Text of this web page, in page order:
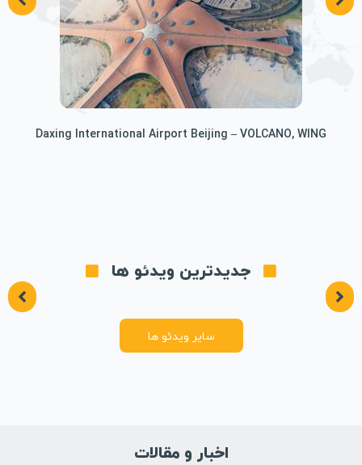
Daxing International Airport Beijing – VOLCANO, WING
جدیدترین ویدئو ها
سایر ویدئو ها
اخبار و مقالات